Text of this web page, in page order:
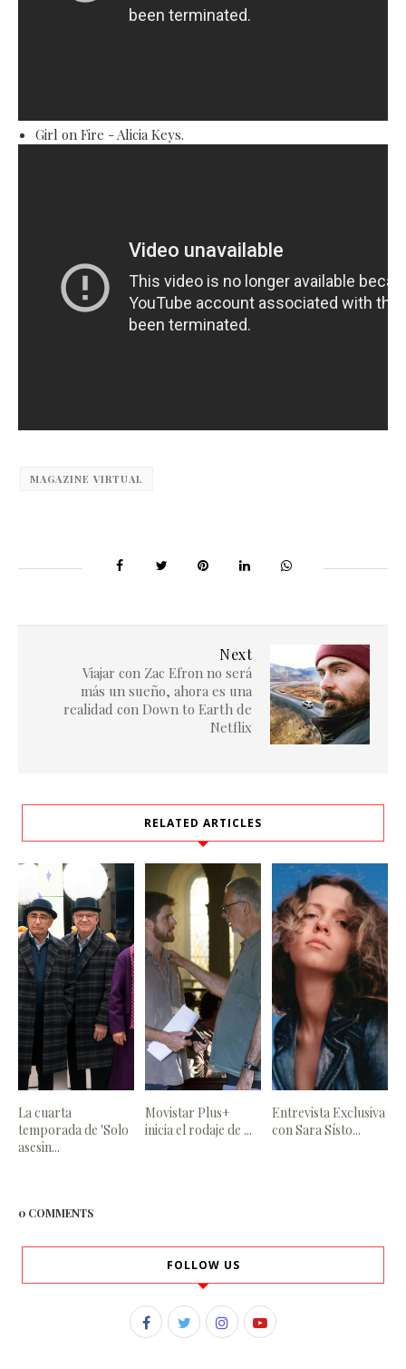
Girl on Fire - Alicia Keys.
MAGAZINE VIRTUAL
Next
Viajar con Zac Efron no será
más un sueño, ahora es una
realidad con Down to Earth de
Netflix
RELATED ARTICLES
La cuarta
temporada de 'Solo
asesin...
Movistar Plus+
inicia el rodaje de ...
Entrevista Exclusiva
con Sara Sísto...
0 COMMENTS
FOLLOW US